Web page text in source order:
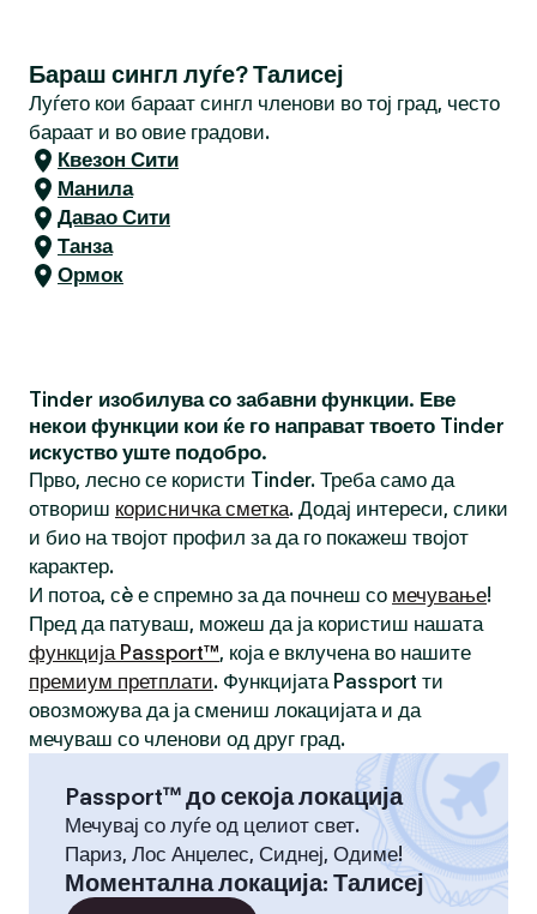
Бараш сингл луѓе? Талисеј
Луѓето кои бараат сингл членови во тој град, често
бараат и во овие градови.
Квезон Сити
Манила
Давао Сити
Танза
Ормок
Tinder изобилува со забавни функции. Еве
некои функции кои ќе го направат твоето Tinder
искуство уште подобро.
Прво, лесно се користи Tinder. Треба само да
отвориш корисничка сметка. Додај интереси, слики
и био на твојот профил за да го покажеш твојот
карактер.
И потоа, сè е спремно за да почнеш со мечување!
Пред да патуваш, можеш да ја користиш нашата
функција Passport™, која е вклучена во нашите
премиум претплати. Функцијата Passport ти
овозможува да ја смениш локацијата и да
мечуваш со членови од друг град.
Passport™ до секоја локација
Мечувај со луѓе од целиот свет.
Париз, Лос Анџелес, Сиднеј, Одиме!
Моментална локација: Талисеј